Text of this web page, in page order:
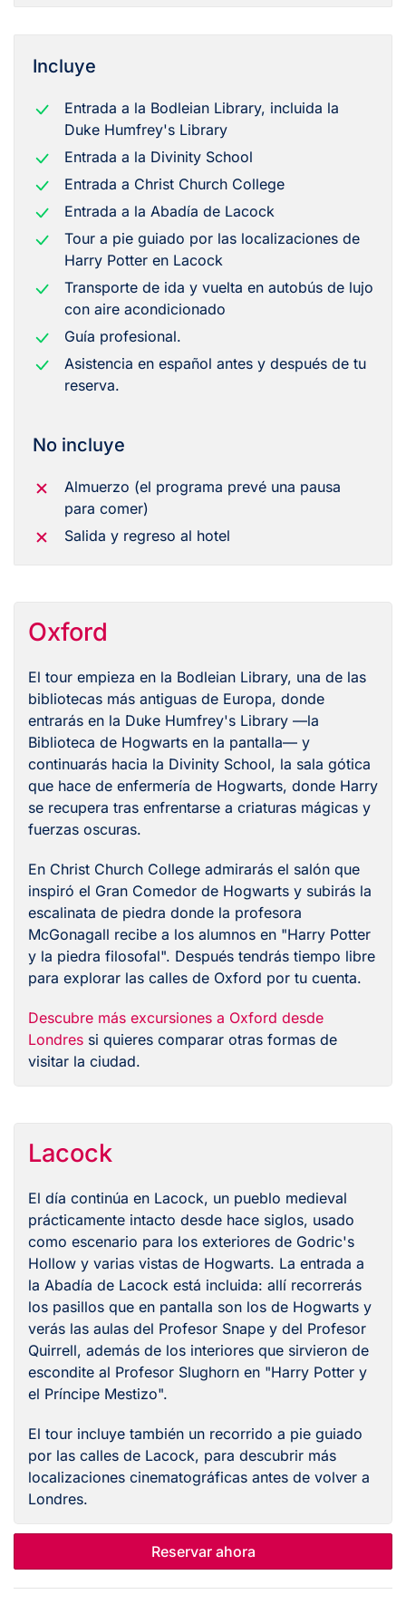
Incluye
Entrada a la Bodleian Library, incluida la
Duke Humfrey's Library
Entrada a la Divinity School
Entrada a Christ Church College
Entrada a la Abadía de Lacock
Tour a pie guiado por las localizaciones de
Harry Potter en Lacock
Transporte de ida y vuelta en autobús de lujo
con aire acondicionado
Guía profesional.
Asistencia en español antes y después de tu
reserva.
No incluye
Almuerzo (el programa prevé una pausa
para comer)
Salida y regreso al hotel
Oxford
El tour empieza en la Bodleian Library, una de las
bibliotecas más antiguas de Europa, donde
entrarás en la Duke Humfrey's Library —la
Biblioteca de Hogwarts en la pantalla— y
continuarás hacia la Divinity School, la sala gótica
que hace de enfermería de Hogwarts, donde Harry
se recupera tras enfrentarse a criaturas mágicas y
fuerzas oscuras.
En Christ Church College admirarás el salón que
inspiró el Gran Comedor de Hogwarts y subirás la
escalinata de piedra donde la profesora
McGonagall recibe a los alumnos en "Harry Potter
y la piedra filosofal". Después tendrás tiempo libre
para explorar las calles de Oxford por tu cuenta.
Descubre más excursiones a Oxford desde
Londres si quieres comparar otras formas de
visitar la ciudad.
Lacock
El día continúa en Lacock, un pueblo medieval
prácticamente intacto desde hace siglos, usado
como escenario para los exteriores de Godric's
Hollow y varias vistas de Hogwarts. La entrada a
la Abadía de Lacock está incluida: allí recorrerás
los pasillos que en pantalla son los de Hogwarts y
verás las aulas del Profesor Snape y del Profesor
Quirrell, además de los interiores que sirvieron de
escondite al Profesor Slughorn en "Harry Potter y
el Príncipe Mestizo".
El tour incluye también un recorrido a pie guiado
por las calles de Lacock, para descubrir más
localizaciones cinematográficas antes de volver a
Londres.
Reservar ahora